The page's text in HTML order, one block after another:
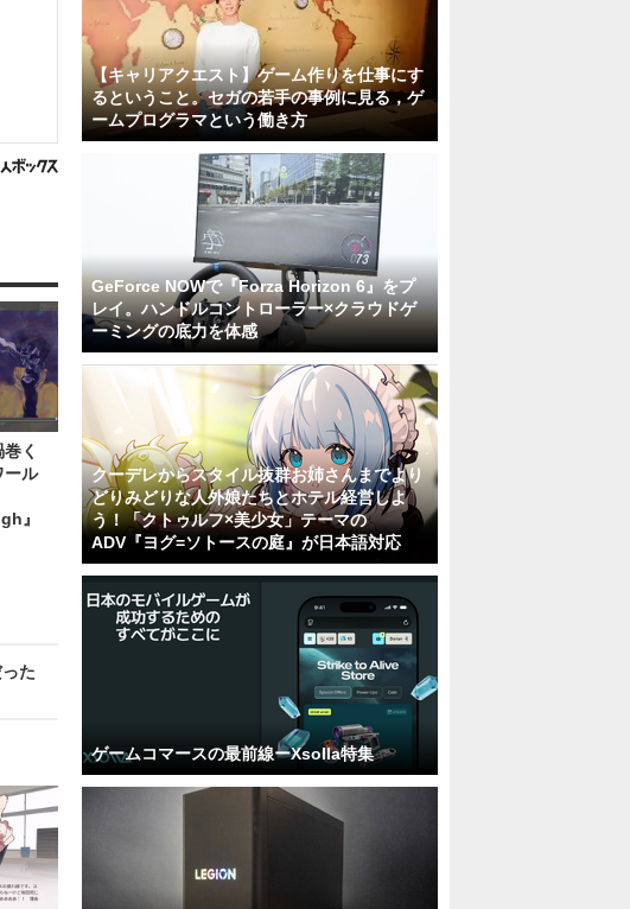
く
ール
』
た
【キャリアクエスト】ゲーム作りを仕事にす
るということ。セガの若手の事例に見る，ゲ
ームプログラマという働き方
GeForce NOWで『Forza Horizon 6』をプ
レイ。ハンドルコントローラー×クラウドゲ
ーミングの底力を体感
クーデレからスタイル抜群お姉さんまでより
どりみどりな人外娘たちとホテル経営しよ
う！「クトゥルフ×美少女」テーマの
ADV『ヨグ=ソトースの庭』が日本語対応
ゲームコマースの最前線ーXsolla特集